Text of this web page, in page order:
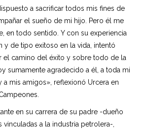
a sacrificar todos mis fines de
el sueño de mi hijo. Pero él me
en todo sentido. Y con su experiencia
y de tipo exitoso en la vida, intentó
el camino del éxito y sobre todo de la
sumamente agradecido a él, a toda mi
a mis amigos», reflexionó Urcera en
en su carrera de su padre -dueño
vinculadas a la industria petrolera-,